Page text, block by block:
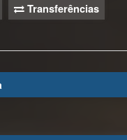
Transferências